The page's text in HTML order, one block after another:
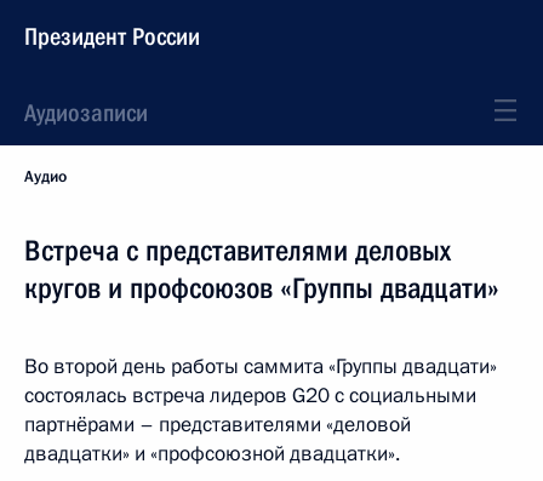
Президент России
Аудиозаписи
Аудио
Встреча с представителями деловых
кругов и профсоюзов «Группы двадцати»
Во второй день работы саммита «Группы двадцати»
состоялась встреча лидеров G20 с социальными
партнёрами – представителями «деловой
двадцатки» и «профсоюзной двадцатки».